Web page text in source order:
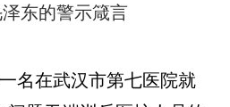
名在武汉市第七医院就